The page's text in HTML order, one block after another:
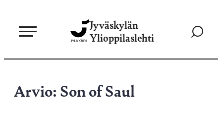
sisältöön
Jyväskylän
Ylioppilaslehti
Siirry
Arvio: Son of Saul